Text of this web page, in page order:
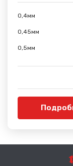
0,4мм
0,45мм
0,5мм